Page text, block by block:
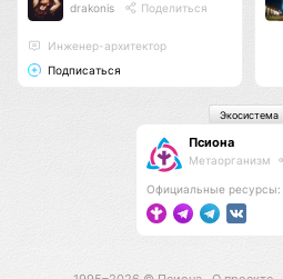
drakonis Поделиться
Инженер-архитектор
Подписаться
Псиона
Метаорганизм
Официальные ресурсы:
Экосистема